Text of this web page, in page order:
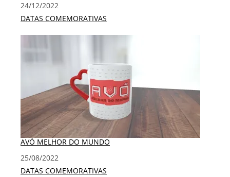
Data
24/12/2022
Em relação a
DATAS COMEMORATIVAS
AVÓ MELHOR DO MUNDO
Data
25/08/2022
Em relação a
DATAS COMEMORATIVAS